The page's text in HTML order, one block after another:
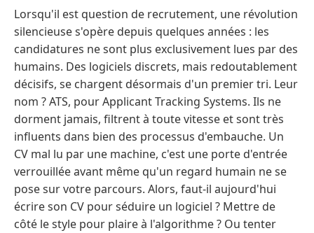
Lorsqu'il est question de recrutement, une révolution
silencieuse s'opère depuis quelques années : les
candidatures ne sont plus exclusivement lues par des
humains. Des logiciels discrets, mais redoutablement
décisifs, se chargent désormais d'un premier tri. Leur
nom ? ATS, pour Applicant Tracking Systems. Ils ne
dorment jamais, filtrent à toute vitesse et sont très
influents dans bien des processus d'embauche. Un
CV mal lu par une machine, c'est une porte d'entrée
verrouillée avant même qu'un regard humain ne se
pose sur votre parcours. Alors, faut-il aujourd'hui
écrire son CV pour séduire un logiciel ? Mettre de
côté le style pour plaire à l'algorithme ? Ou tenter